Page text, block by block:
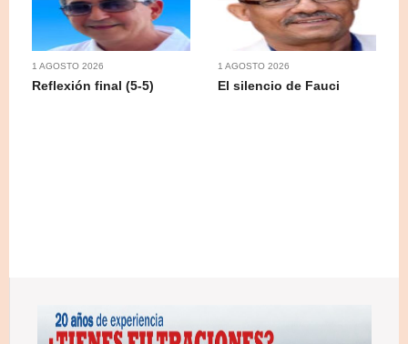
1 AGOSTO 2026
Reflexión final (5-5)
1 AGOSTO 2026
El silencio de Fauci